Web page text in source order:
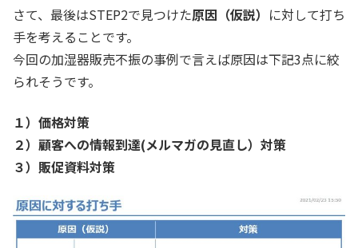
さて、最後はSTEP2で見つけた原因（仮説） に対して打ち
手を考えることです。
今回の加湿器販売不振の事例で言えば原因は下記3点に絞
られそうです。
１）価格対策
２）顧客への情報到達(メルマガの見直し）対策
３）販促資料対策